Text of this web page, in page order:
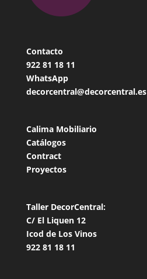
Contacto
922 81 18 11
WhatsApp
decorcentral@decorcentral.es
Calima Mobiliario
Catálogos
Contract
Proyectos
Taller DecorCentral:
C/ El Liquen 12
Icod de Los Vinos
922 81 18 11